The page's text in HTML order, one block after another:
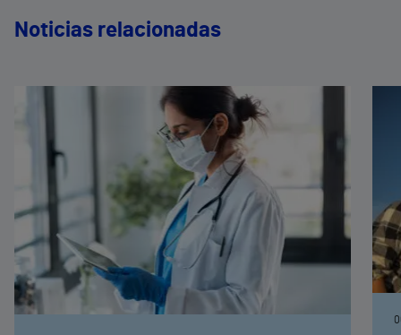
Noticias relacionadas